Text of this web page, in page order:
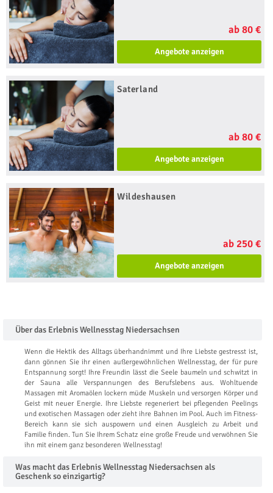
ab 80 €
Angebote anzeigen
Saterland
ab 80 €
Angebote anzeigen
Wildeshausen
ab 250 €
Angebote anzeigen
Über das Erlebnis Wellnesstag Niedersachsen
Wenn die Hektik des Alltags überhandnimmt und Ihre Liebste gestresst ist,
dann gönnen Sie ihr einen außergewöhnlichen Wellnesstag, der für pure
Entspannung sorgt! Ihre Freundin lässt die Seele baumeln und schwitzt in
der Sauna alle Verspannungen des Berufslebens aus. Wohltuende
Massagen mit Aromaölen lockern müde Muskeln und versorgen Körper und
Geist mit neuer Energie. Ihre Liebste regeneriert bei pflegenden Peelings
und exotischen Massagen oder zieht ihre Bahnen im Pool. Auch im Fitness-
Bereich kann sie sich auspowern und einen Ausgleich zu Arbeit und
Familie finden. Tun Sie Ihrem Schatz eine große Freude und verwöhnen Sie
ihn mit einem ganz besonderen Wellnesstag!
Was macht das Erlebnis Wellnesstag Niedersachsen als
Geschenk so einzigartig?